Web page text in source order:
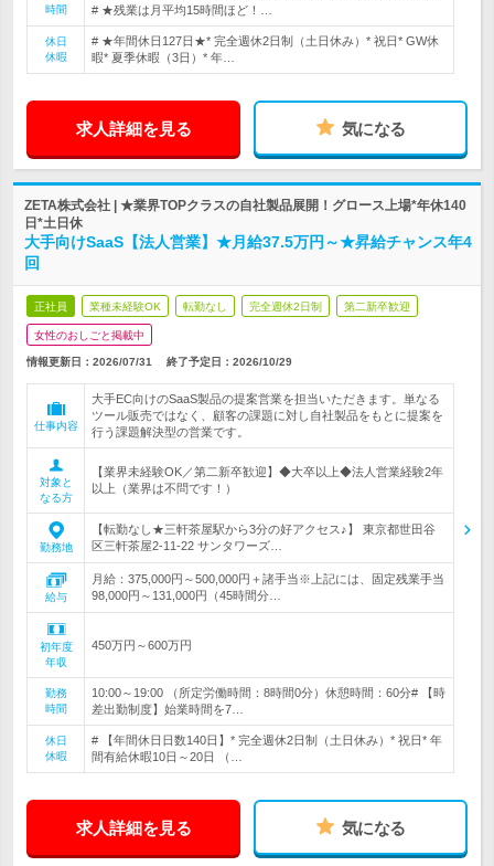
時間
# ★残業は月平均15時間ほど！…
休日
休暇
# ★年間休日127日★* 完全週休2日制（土日休み）* 祝日* GW休
暇* 夏季休暇（3日）* 年…
求人詳細を見る 気になる
ZETA株式会社 | ★業界TOPクラスの自社製品展開！グロース上場*年休140
日*土日休
大手向けSaaS【法人営業】★月給37.5万円～★昇給チャンス年4
回
正社員 業種未経験OK 転勤なし 完全週休2日制 第二新卒歓迎
女性のおしごと掲載中
情報更新日：2026/07/31 終了予定日： 2026/10/29
仕事内容
大手EC向けのSaaS製品の提案営業を担当いただきます。単なる
ツール販売ではなく、顧客の課題に対し自社製品をもとに提案を
行う課題解決型の営業です。
対象と
なる方
【業界未経験OK／第二新卒歓迎】◆大卒以上◆法人営業経験2年
以上（業界は不問です！）
勤務地
【転勤なし★三軒茶屋駅から3分の好アクセス♪】 東京都世田谷
区三軒茶屋2-11-22 サンタワーズ…
給与
月給：375,000円～500,000円＋諸手当※上記には、固定残業手当
98,000円～131,000円（45時間分…
初年度
年収
450万円～600万円
勤務
時間
10:00～19:00 （所定労働時間：8時間0分）休憩時間：60分# 【時
差出勤制度】始業時間を7…
休日
休暇
# 【年間休日日数140日】* 完全週休2日制（土日休み）* 祝日* 年
間有給休暇10日～20日 （…
求人詳細を見る 気になる